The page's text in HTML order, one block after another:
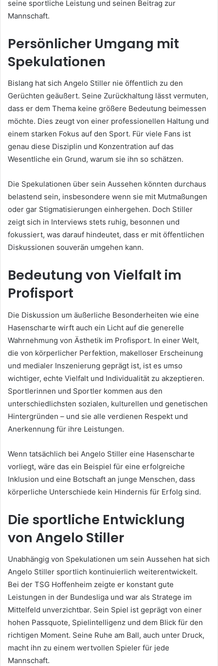
seine sportliche Leistung und seinen Beitrag zur
Mannschaft.
Persönlicher Umgang mit
Spekulationen
Bislang hat sich Angelo Stiller nie öffentlich zu den
Gerüchten geäußert. Seine Zurückhaltung lässt vermuten,
dass er dem Thema keine größere Bedeutung beimessen
möchte. Dies zeugt von einer professionellen Haltung und
einem starken Fokus auf den Sport. Für viele Fans ist
genau diese Disziplin und Konzentration auf das
Wesentliche ein Grund, warum sie ihn so schätzen.
Die Spekulationen über sein Aussehen könnten durchaus
belastend sein, insbesondere wenn sie mit Mutmaßungen
oder gar Stigmatisierungen einhergehen. Doch Stiller
zeigt sich in Interviews stets ruhig, besonnen und
fokussiert, was darauf hindeutet, dass er mit öffentlichen
Diskussionen souverän umgehen kann.
Bedeutung von Vielfalt im
Profisport
Die Diskussion um äußerliche Besonderheiten wie eine
Hasenscharte wirft auch ein Licht auf die generelle
Wahrnehmung von Ästhetik im Profisport. In einer Welt,
die von körperlicher Perfektion, makelloser Erscheinung
und medialer Inszenierung geprägt ist, ist es umso
wichtiger, echte Vielfalt und Individualität zu akzeptieren.
Sportlerinnen und Sportler kommen aus den
unterschiedlichsten sozialen, kulturellen und genetischen
Hintergründen – und sie alle verdienen Respekt und
Anerkennung für ihre Leistungen.
Wenn tatsächlich bei Angelo Stiller eine Hasenscharte
vorliegt, wäre das ein Beispiel für eine erfolgreiche
Inklusion und eine Botschaft an junge Menschen, dass
körperliche Unterschiede kein Hindernis für Erfolg sind.
Die sportliche Entwicklung
von Angelo Stiller
Unabhängig von Spekulationen um sein Aussehen hat sich
Angelo Stiller sportlich kontinuierlich weiterentwickelt.
Bei der TSG Hoffenheim zeigte er konstant gute
Leistungen in der Bundesliga und war als Stratege im
Mittelfeld unverzichtbar. Sein Spiel ist geprägt von einer
hohen Passquote, Spielintelligenz und dem Blick für den
richtigen Moment. Seine Ruhe am Ball, auch unter Druck,
macht ihn zu einem wertvollen Spieler für jede
Mannschaft.